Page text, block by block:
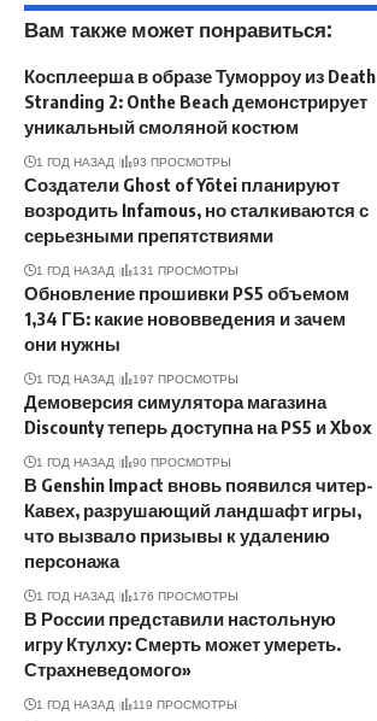
Вам также может понравиться:
Косплеерша в образе Туморроу из Death
Stranding 2: Onthe Beach демонстрирует
уникальный смоляной костюм
1 ГОД НАЗАД 93 ПРОСМОТРЫ
Создатели Ghost of Yōtei планируют
возродить Infamous, но сталкиваются с
серьезными препятствиями
1 ГОД НАЗАД 131 ПРОСМОТРЫ
Обновление прошивки PS5 объемом
1,34 ГБ: какие нововведения и зачем
они нужны
1 ГОД НАЗАД 197 ПРОСМОТРЫ
Демоверсия симулятора магазина
Discounty теперь доступна на PS5 и Xbox
1 ГОД НАЗАД 90 ПРОСМОТРЫ
В Genshin Impact вновь появился читер-
Кавех, разрушающий ландшафт игры,
что вызвало призывы к удалению
персонажа
1 ГОД НАЗАД 176 ПРОСМОТРЫ
В России представили настольную
игру Ктулху: Смерть может умереть.
Страхневедомого»
1 ГОД НАЗАД 119 ПРОСМОТРЫ